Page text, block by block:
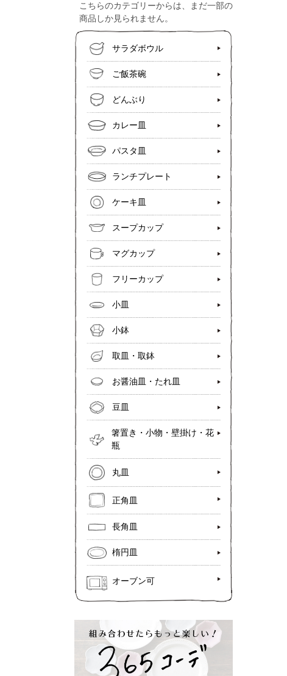
こちらのカテゴリーからは、まだ一部の
商品しか見られません。
サラダボウル
ご飯茶碗
どんぶり
カレー皿
パスタ皿
ランチプレート
ケーキ皿
スープカップ
マグカップ
フリーカップ
小皿
小鉢
取皿・取鉢
お醤油皿・たれ皿
豆皿
箸置き・小物・壁掛け・花
瓶
丸皿
正角皿
長角皿
楕円皿
オーブン可